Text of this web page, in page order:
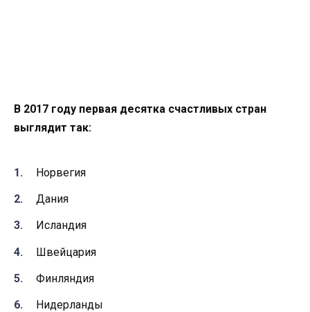
В 2017 году первая десятка счастливых стран
выглядит так:
Норвегия
Дания
Исландия
Швейцария
Финляндия
Нидерланды